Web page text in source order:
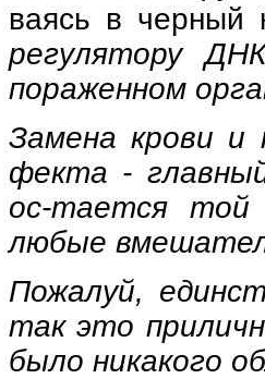
ваясь в черный
регулятору
пораженном
Замена крови и
фекта -
ос-тается той
любые
Пожалуй,
так это
было никакого